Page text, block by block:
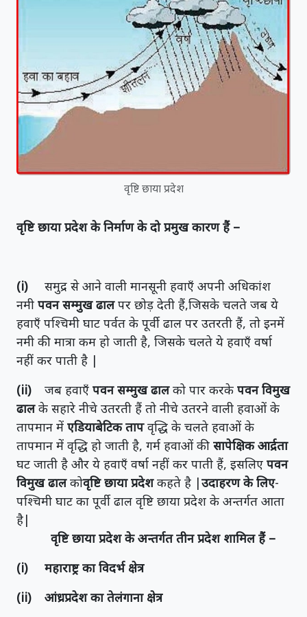
वृष्टि छाया प्रदेश
वृष्टि छाया प्रदेश के निर्माण के दो प्रमुख कारण हैं –
(i)समुद्र से आने वाली मानसूनी हवाएँ अपनी अधिकांश
नमी पवन सम्मुख ढालपर छोड़ देती हैं,जिसके चलते जब ये
हवाएँ पश्चिमी घाट पर्वत के पूर्वी ढाल पर उतरती हैं, तो इनमें
नमी की मात्रा कम हो जाती है, जिसके चलते ये हवाएँ वर्षा
नहीं कर पाती है |
(ii)जब हवाएँ पवन सम्मुख ढालको पार करके पवन विमुख
ढालके सहारे नीचे उतरती हैं तो नीचे उतरने वाली हवाओं के
तापमान में एडियाबेटिक तापवृद्धि के चलते हवाओं के
तापमान में वृद्धि हो जाती है, गर्म हवाओं की सापेक्षिक आर्द्रता
घट जाती है और ये हवाएँ वर्षा नहीं कर पाती हैं, इसलिए पवन
विमुख ढालकोवृष्टि छाया प्रदेशकहते है |उदाहरण के लिए-
पश्चिमी घाट का पूर्वी ढाल वृष्टि छाया प्रदेश के अन्तर्गत आता
है|
वृष्टि छाया प्रदेश के अन्तर्गत तीन प्रदेश शामिल हैं –
(i) महाराष्ट्र का विदर्भ क्षेत्र
(ii) आंध्रप्रदेश का तेलंगाना क्षेत्र